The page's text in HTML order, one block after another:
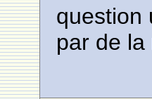
question
par de